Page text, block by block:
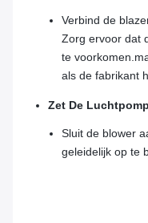
Verbind de
Zorg ervoor dat
te
als de fabrikant
Zet De
Sluit de blower
geleidelijk op te